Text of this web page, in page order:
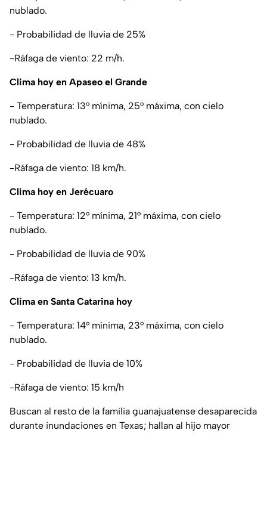
nublado.
- Probabilidad de lluvia de 25%
-Ráfaga de viento: 22 m/h.
Clima hoy en Apaseo el Grande
- Temperatura: 13° mínima, 25° máxima, con cielo
nublado.
- Probabilidad de lluvia de 48%
-Ráfaga de viento: 18 km/h.
Clima hoy en Jerécuaro
- Temperatura: 12° mínima, 21° máxima, con cielo
nublado.
- Probabilidad de lluvia de 90%
-Ráfaga de viento: 13 km/h.
Clima en Santa Catarina hoy
- Temperatura: 14° mínima, 23° máxima, con cielo
nublado.
- Probabilidad de lluvia de 10%
-Ráfaga de viento: 15 km/h
Buscan al resto de la familia guanajuatense desaparecida
durante inundaciones en Texas; hallan al hijo mayor